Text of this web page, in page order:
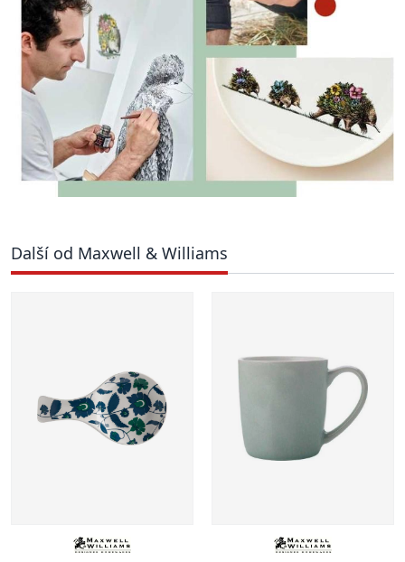
Další od Maxwell & Williams